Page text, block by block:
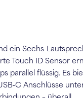
ein Sechs-
Touch ID Sensor
parallel flüssig. Es
Anschlüsse